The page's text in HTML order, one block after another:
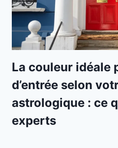
La couleur idéale
d’entrée selon
astrologique : ce
experts